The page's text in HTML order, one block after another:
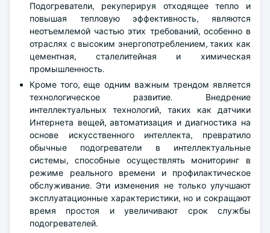
Подогреватели, рекуперируя отходящее тепло и
повышая тепловую эффективность, являются
неотъемлемой частью этих требований, особенно в
отраслях с высоким энергопотреблением, таких как
цементная, сталелитейная и химическая
промышленность.
Кроме того, еще одним важным трендом является
технологическое развитие. Внедрение
интеллектуальных технологий, таких как датчики
Интернета вещей, автоматизация и диагностика на
основе искусственного интеллекта, превратило
обычные подогреватели в интеллектуальные
системы, способные осуществлять мониторинг в
режиме реального времени и профилактическое
обслуживание. Эти изменения не только улучшают
эксплуатационные характеристики, но и сокращают
время простоя и увеличивают срок службы
подогревателей.